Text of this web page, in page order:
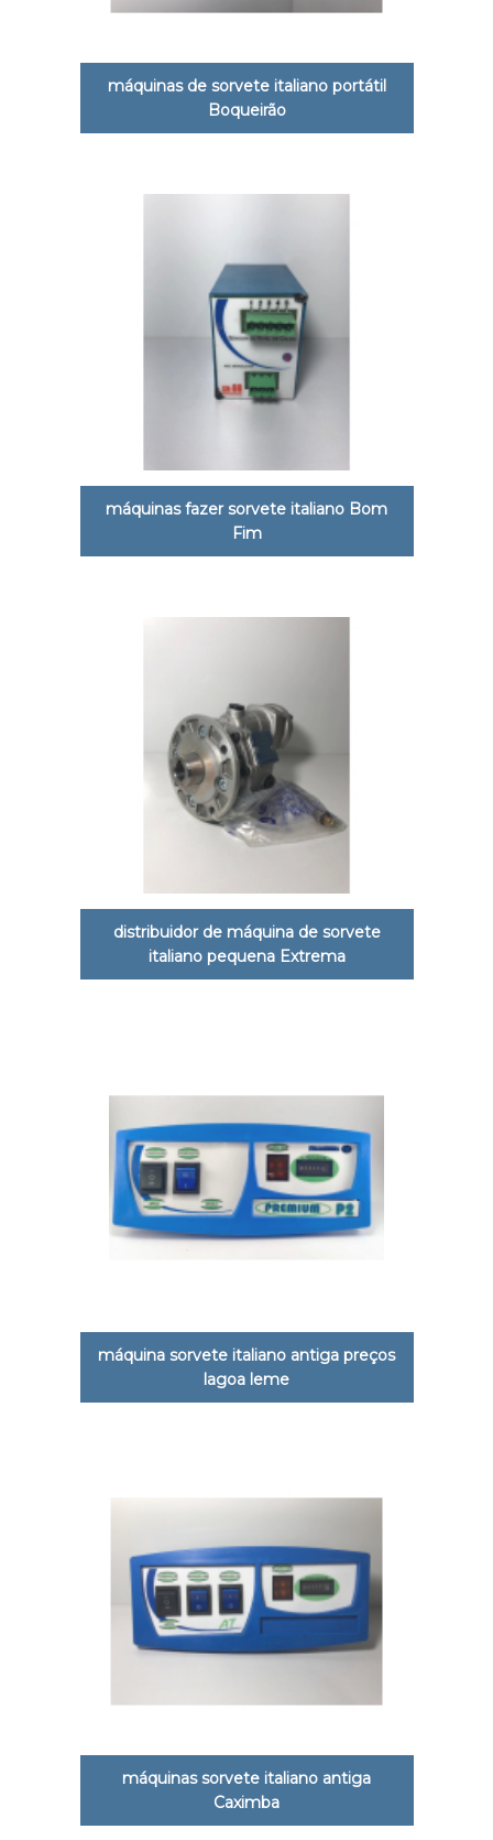
máquinas de sorvete italiano portátil
Boqueirão
máquinas fazer sorvete italiano Bom
Fim
distribuidor de máquina de sorvete
italiano pequena Extrema
máquina sorvete italiano antiga preços
lagoa leme
máquinas sorvete italiano antiga
Caximba